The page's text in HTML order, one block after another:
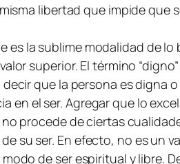
libertad que impide
es la sublime modalidad de
superior. El término
que la persona es
el ser. Agregar que lo
procede de ciertas
su ser. En efecto, no es un
de ser espiritual y libre.